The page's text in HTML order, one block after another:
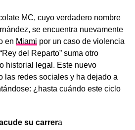
MC, cuyo verdadero nombre
se encuentra nuevamente
en Miami por un caso de violencia
del Reparto” suma otro
historial legal. Este nuevo
las redes sociales y ha dejado a
¿hasta cuándo este ciclo
su carrera